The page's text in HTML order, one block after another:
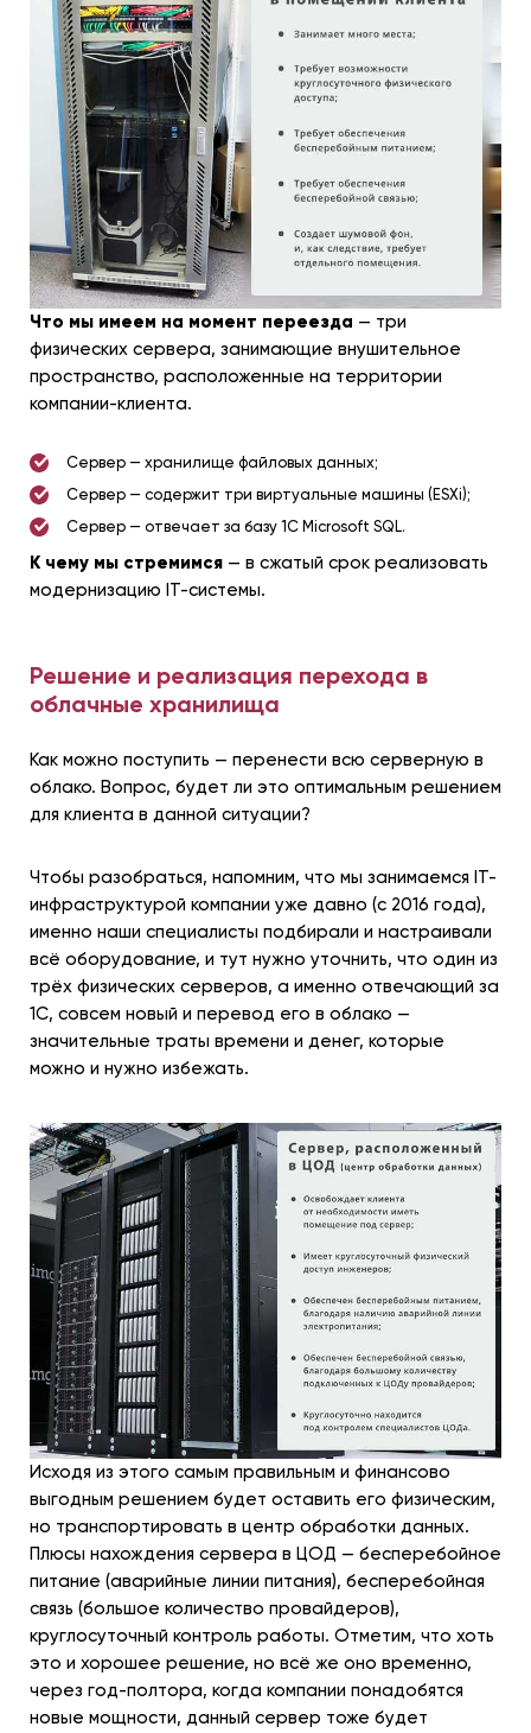
Что мы имеем на момент переезда — три
физических сервера, занимающие внушительное
пространство, расположенные на территории
компании-клиента.
Сервер — хранилище файловых данных;
Сервер — содержит три виртуальные машины (ESXi);
Сервер — отвечает за базу 1C Microsoft SQL.
К чему мы стремимся — в сжатый срок реализовать
модернизацию IT-системы.
Решение и реализация перехода в
облачные хранилища
Как можно поступить — перенести всю серверную в
облако. Вопрос, будет ли это оптимальным решением
для клиента в данной ситуации?
Чтобы разобраться, напомним, что мы занимаемся IT-
инфраструктурой компании уже давно (с 2016 года),
именно наши специалисты подбирали и настраивали
всё оборудование, и тут нужно уточнить, что один из
трёх физических серверов, а именно отвечающий за
1C, совсем новый и перевод его в облако —
значительные траты времени и денег, которые
можно и нужно избежать.
Исходя из этого самым правильным и финансово
выгодным решением будет оставить его физическим,
но транспортировать в центр обработки данных.
Плюсы нахождения сервера в ЦОД — бесперебойное
питание (аварийные линии питания), бесперебойная
связь (большое количество провайдеров),
круглосуточный контроль работы. Отметим, что хоть
это и хорошее решение, но всё же оно временно,
через год-полтора, когда компании понадобятся
новые мощности, данный сервер тоже будет